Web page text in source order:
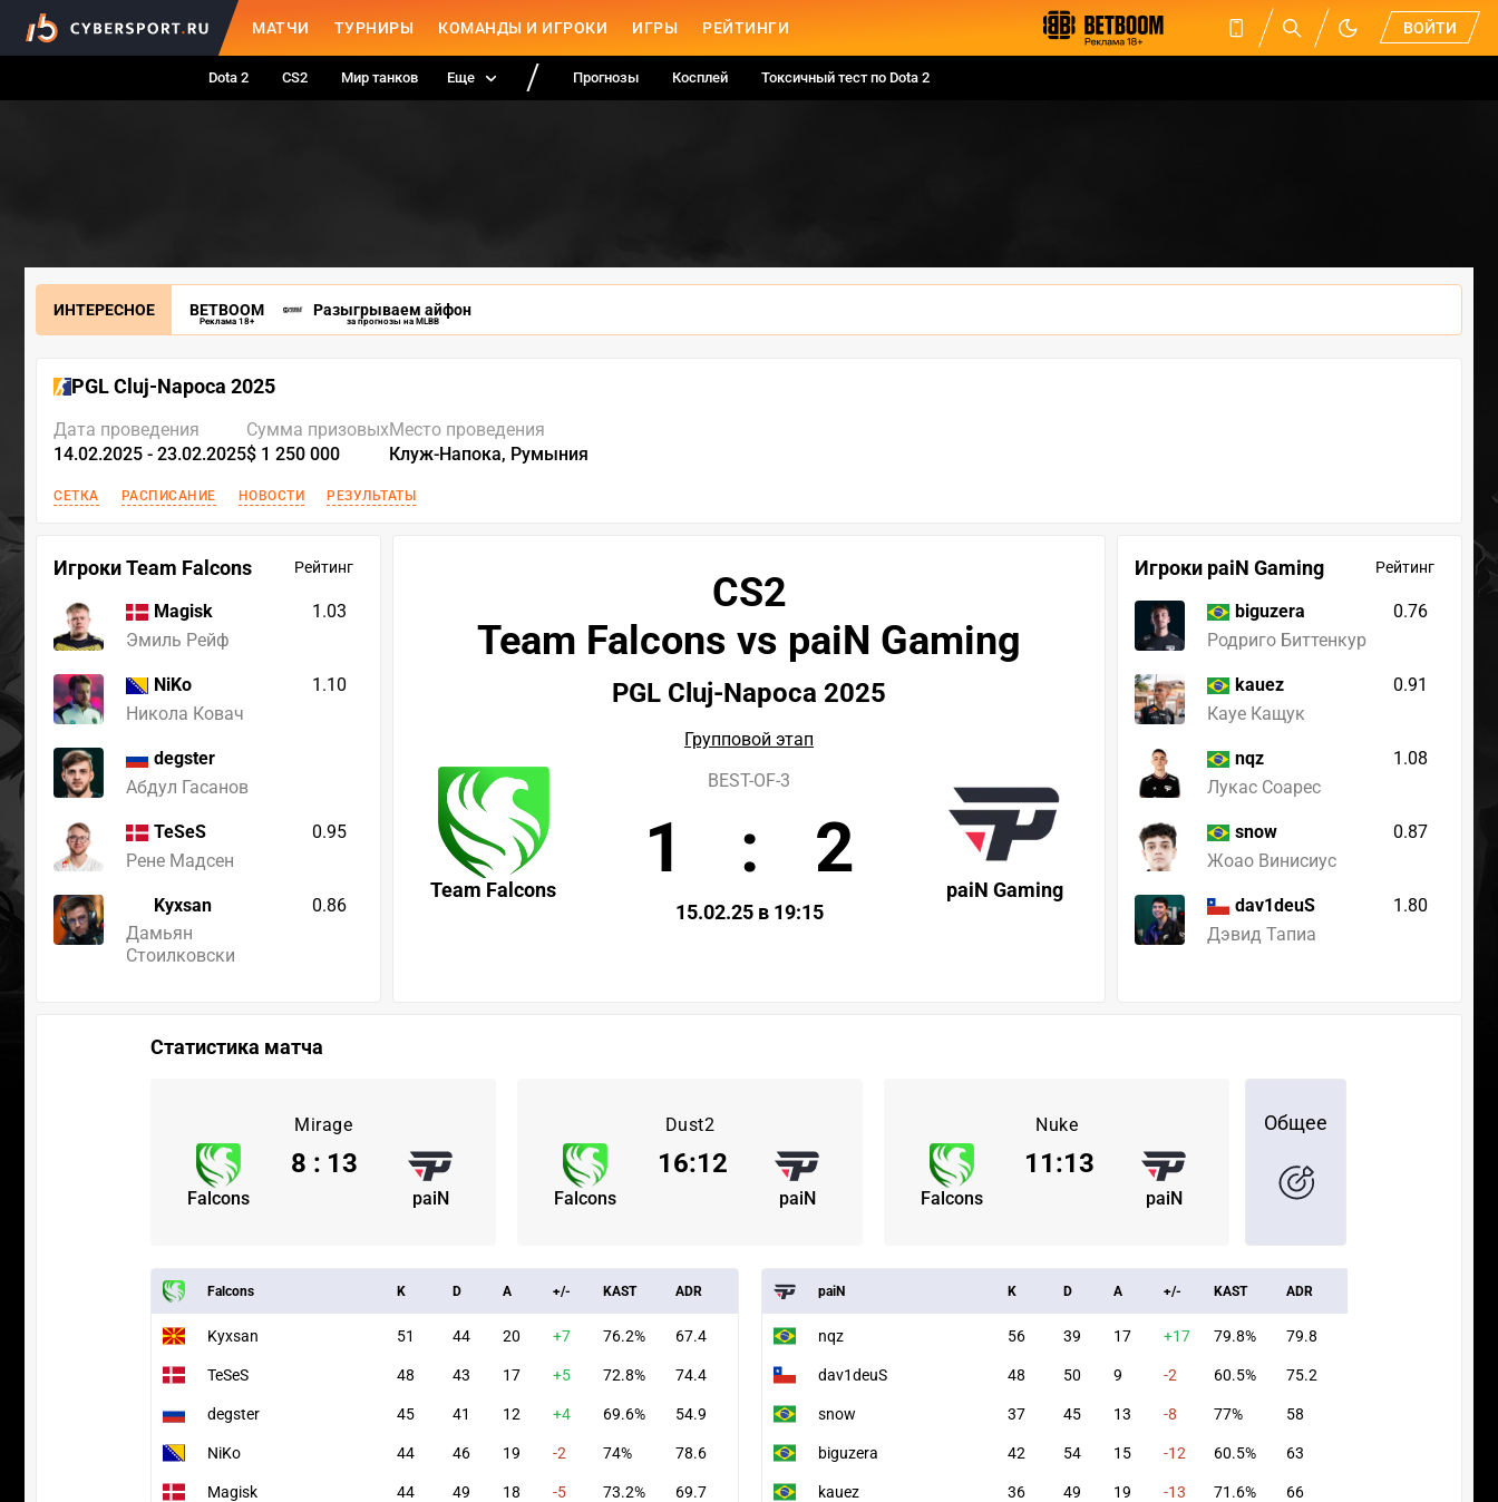
МАТЧИ ТУРНИРЫ КОМАНДЫ И ИГРОКИ ИГРЫ РЕЙТИНГИ ВОЙТИ
Dota 2 CS2 Мир танков Еще Прогнозы Косплей Токсичный тест по Dota 2
ИНТЕРЕСНОЕ BETBOOM
Реклама 18+
Разыгрываем айфон
за прогнозы на MLBB
PGL Cluj-Napoca 2025
Дата проведения
14.02.2025 - 23.02.2025
Сумма призовых
$ 1 250 000
Место проведения
Клуж-Напока, Румыния
СЕТКА РАСПИСАНИЕ НОВОСТИ РЕЗУЛЬТАТЫ
Игроки Team Falcons Рейтинг
Magisk
Эмиль Рейф
1.03
NiKo
Никола Ковач
1.10
degster
Абдул Гасанов
TeSeS
Рене Мадсен
0.95
Kyxsan
Дамьян
Стоилковски
0.86
Игроки paiN Gaming Рейтинг
biguzera
Родриго Биттенкур
0.76
kauez
Кауе Кащук
0.91
nqz
Лукас Соарес
1.08
snow
Жоао Винисиус
0.87
dav1deuS
Дэвид Тапиа
1.80
CS2
Team Falcons vs paiN Gaming
PGL Cluj-Napoca 2025
Групповой этап
Team Falcons paiN Gaming
BEST-OF-3
1 : 2
15.02.25 в 19:15
Статистика матча
Mirage
Falcons paiN
8 : 13
Dust2
Falcons paiN
16:12
Nuke
Falcons paiN
11:13
Общее
Falcons K D A +/- KAST ADR
Kyxsan 51 44 20 +7 76.2% 67.4
TeSeS 48 43 17 +5 72.8% 74.4
degster 45 41 12 +4 69.6% 54.9
NiKo 44 46 19 -2 74% 78.6
Magisk 44 49 18 -5 73.2% 69.7
paiN K D A +/- KAST ADR
nqz 56 39 17 +17 79.8% 79.8
dav1deuS 48 50 9 -2 60.5% 75.2
snow 37 45 13 -8 77% 58
biguzera 42 54 15 -12 60.5% 63
kauez 36 49 19 -13 71.6% 66